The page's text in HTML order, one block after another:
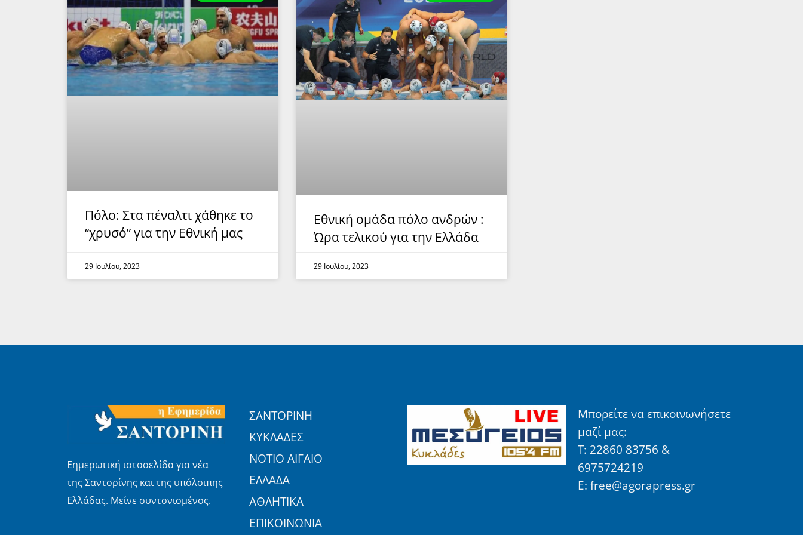
Πόλο: Στα πέναλτι χάθηκε το
“χρυσό” για την Εθνική μας
29 Ιουλίου, 2023
Εθνική ομάδα πόλο ανδρών :
Ώρα τελικού για την Ελλάδα
29 Ιουλίου, 2023
Εημερωτική ιστοσελίδα για νέα
της Σαντορίνης και της υπόλοιπης
Ελλάδας. Μείνε συντονισμένος.
ΣΑΝΤΟΡΙΝΗ
ΚΥΚΛΑΔΕΣ
ΝΟΤΙΟ ΑΙΓΑΙΟ
ΕΛΛΑΔΑ
ΑΘΛΗΤΙΚΑ
ΕΠΙΚΟΙΝΩΝΙΑ
Μπορείτε να επικοινωνήσετε
μαζί μας:
Τ: 22860 83756 &
6975724219
E: free@agorapress.gr